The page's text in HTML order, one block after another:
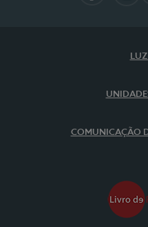
COMUNICAÇÃO